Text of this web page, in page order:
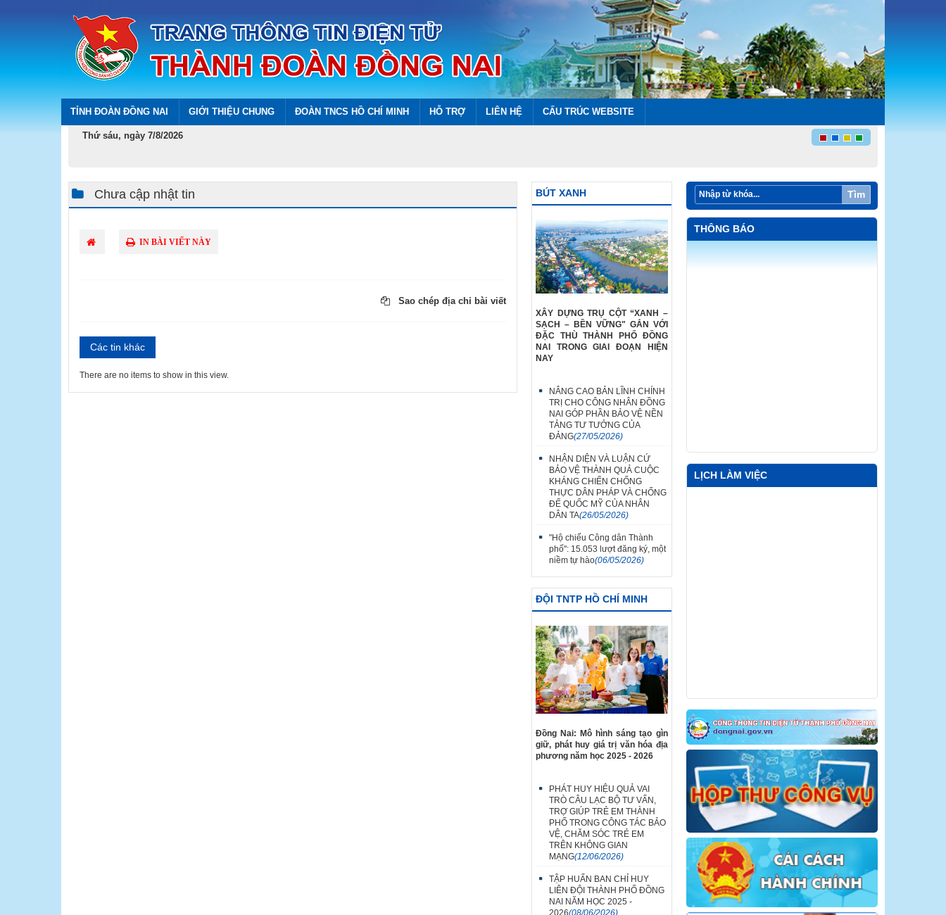
TỈNH ĐOÀN ĐỒNG NAI GIỚI THIỆU CHUNG ĐOÀN TNCS HỒ CHÍ MINH HỖ TRỢ LIÊN HỆ CẤU TRÚC WEBSITE
Thứ sáu, ngày 7/8/2026
Tìm
Chưa cập nhật tin
IN BÀI VIẾT NÀY
Sao chép địa chỉ bài viết
Các tin khác
There are no items to show in this view.
BÚT XANH
XÂY DỰNG TRỤ CỘT “XANH –
SẠCH – BỀN VỮNG" GẮN VỚI
ĐẶC THÙ THÀNH PHỐ ĐỒNG
NAI TRONG GIAI ĐOẠN HIỆN
NAY
NÂNG CAO BẢN LĨNH CHÍNH
TRỊ CHO CÔNG NHÂN ĐỒNG
NAI GÓP PHẦN BẢO VỆ NỀN
TẢNG TƯ TƯỞNG CỦA
ĐẢNG(27/05/2026)
NHẬN DIỆN VÀ LUẬN CỨ
BẢO VỆ THÀNH QUẢ CUỘC
KHÁNG CHIẾN CHỐNG
THỰC DÂN PHÁP VÀ CHỐNG
ĐẾ QUỐC MỸ CỦA NHÂN
DÂN TA(26/05/2026)
"Hộ chiếu Công dân Thành
phố": 15.053 lượt đăng ký, một
niềm tự hào(06/05/2026)
ĐỘI TNTP HỒ CHÍ MINH
Đồng Nai: Mô hình sáng tạo gìn
giữ, phát huy giá trị văn hóa địa
phương năm học 2025 - 2026
PHÁT HUY HIỆU QUẢ VAI
TRÒ CÂU LẠC BỘ TƯ VẤN,
TRỢ GIÚP TRẺ EM THÀNH
PHỐ TRONG CÔNG TÁC BẢO
VỆ, CHĂM SÓC TRẺ EM
TRÊN KHÔNG GIAN
MẠNG(12/06/2026)
TẬP HUẤN BAN CHỈ HUY
LIÊN ĐỘI THÀNH PHỐ ĐỒNG
NAI NĂM HỌC 2025 -
THÔNG BÁO
LỊCH LÀM VIỆC